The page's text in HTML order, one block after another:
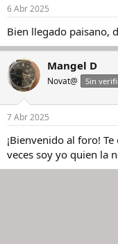
6 Abr 2025
Bien llegado paisano,
Mangel D
Novat@ Sin
7 Abr 2025
¡Bienvenido al foro!
veces soy yo quien la